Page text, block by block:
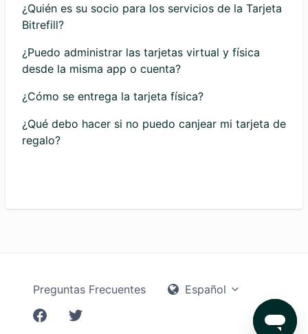
¿Quién es su socio para los servicios de la Tarjeta
Bitrefill?
¿Puedo administrar las tarjetas virtual y física
desde la misma app o cuenta?
¿Cómo se entrega la tarjeta física?
¿Qué debo hacer si no puedo canjear mi tarjeta de
regalo?
Preguntas Frecuentes Español